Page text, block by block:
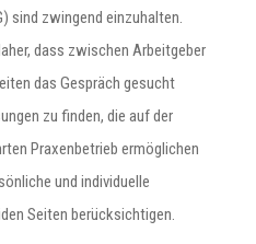
sind zwingend einzuhalten.
dass zwischen Arbeitgeber
das Gespräch gesucht
zu finden, die auf der
Praxenbetrieb ermöglichen
und individuelle
Seiten berücksichtigen.